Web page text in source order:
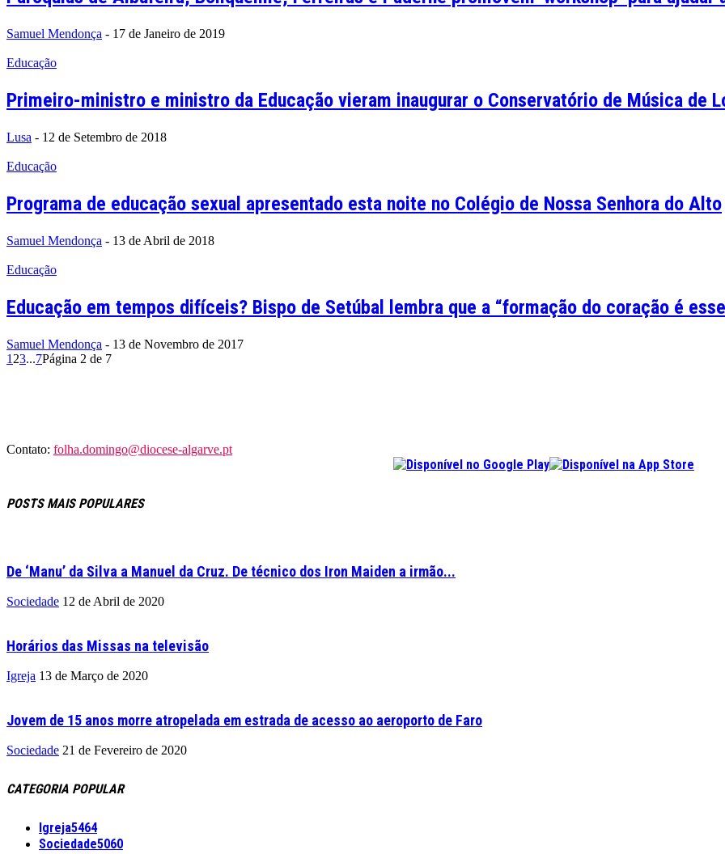
Samuel Mendonça - 17 de Janeiro de 2019
Educação
Primeiro-ministro e ministro da Educação vieram inaugurar o Conservatório de Música de
Lusa - 12 de Setembro de 2018
Educação
Programa de educação sexual apresentado esta noite no Colégio de Nossa Senhora do Alto
Samuel Mendonça - 13 de Abril de 2018
Educação
Educação em tempos difíceis? Bispo de Setúbal lembra que a “formação do coração é
Samuel Mendonça - 13 de Novembro de 2017
1 23...7Página 2 de 7
Contato: folha.domingo@diocese-algarve.pt
POSTS MAIS POPULARES
De ‘Manu’ da Silva a Manuel da Cruz. De técnico dos Iron Maiden a irmão...
Sociedade 12 de Abril de 2020
Horários das Missas na televisão
Igreja 13 de Março de 2020
Jovem de 15 anos morre atropelada em estrada de acesso ao aeroporto de Faro
Sociedade 21 de Fevereiro de 2020
CATEGORIA POPULAR
Igreja5464
Sociedade5060